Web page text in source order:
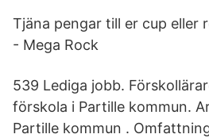
Tjäna pengar till er cup eller
- Mega Rock
539 Lediga jobb.
förskola i Partille kommun.
Partille kommun .